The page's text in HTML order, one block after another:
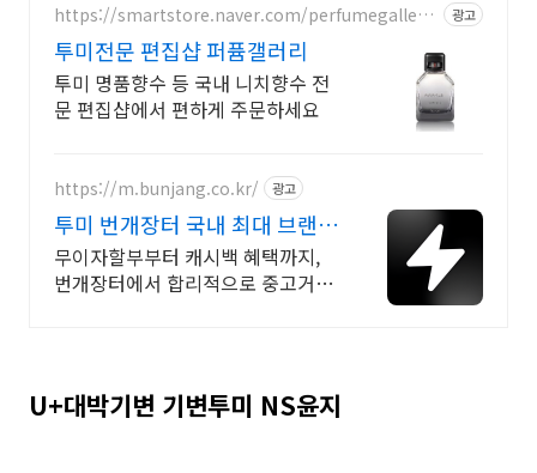
https://smartstore.naver.com/perfumegallery
광고
투미전문 편집샵 퍼퓸갤러리
투미 명품향수 등 국내 니치향수 전
문 편집샵에서 편하게 주문하세요
https://m.bunjang.co.kr/ 광고
투미 번개장터 국내 최대 브랜드
중고거래
무이자할부부터 캐시백 혜택까지,
번개장터에서 합리적으로 중고거래
U+대박기변 기변투미 NS윤지